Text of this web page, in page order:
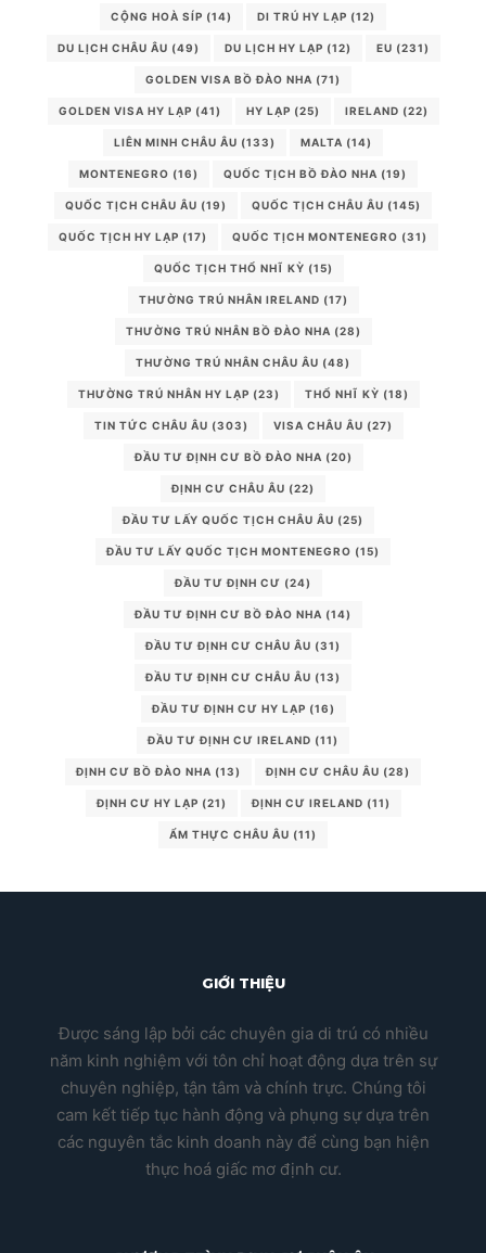
CỘNG HOÀ SÍP (14) DI TRÚ HY LẠP (12)
DU LỊCH CHÂU ÂU (49) DU LỊCH HY LẠP (12) EU (231)
GOLDEN VISA BỒ ĐÀO NHA (71)
GOLDEN VISA HY LẠP (41) HY LẠP (25) IRELAND (22)
LIÊN MINH CHÂU ÂU (133) MALTA (14)
MONTENEGRO (16) QUỐC TỊCH BỒ ĐÀO NHA (19)
QUỐC TỊCH CHÂU ÂU (19) QUỐC TỊCH CHÂU ÂU (145)
QUỐC TỊCH HY LẠP (17) QUỐC TỊCH MONTENEGRO (31)
QUỐC TỊCH THỔ NHĨ KỲ (15)
THƯỜNG TRÚ NHÂN IRELAND (17)
THƯỜNG TRÚ NHÂN BỒ ĐÀO NHA (28)
THƯỜNG TRÚ NHÂN CHÂU ÂU (48)
THƯỜNG TRÚ NHÂN HY LẠP (23) THỔ NHĨ KỲ (18)
TIN TỨC CHÂU ÂU (303) VISA CHÂU ÂU (27)
ĐẦU TƯ ĐỊNH CƯ BỒ ĐÀO NHA (20)
ĐỊNH CƯ CHÂU ÂU (22)
ĐẦU TƯ LẤY QUỐC TỊCH CHÂU ÂU (25)
ĐẦU TƯ LẤY QUỐC TỊCH MONTENEGRO (15)
ĐẦU TƯ ĐỊNH CƯ (24)
ĐẦU TƯ ĐỊNH CƯ BỒ ĐÀO NHA (14)
ĐẦU TƯ ĐỊNH CƯ CHÂU ÂU (31)
ĐẦU TƯ ĐỊNH CƯ CHÂU ÂU (13)
ĐẦU TƯ ĐỊNH CƯ HY LẠP (16)
ĐẦU TƯ ĐỊNH CƯ IRELAND (11)
ĐỊNH CƯ BỒ ĐÀO NHA (13) ĐỊNH CƯ CHÂU ÂU (28)
ĐỊNH CƯ HY LẠP (21) ĐỊNH CƯ IRELAND (11)
ẨM THỰC CHÂU ÂU (11)
GIỚI THIỆU
Được sáng lập bởi các chuyên gia di trú có nhiều
năm kinh nghiệm với tôn chỉ hoạt động dựa trên sự
chuyên nghiệp, tận tâm và chính trực. Chúng tôi
cam kết tiếp tục hành động và phụng sự dựa trên
các nguyên tắc kinh doanh này để cùng bạn hiện
thực hoá giấc mơ định cư.